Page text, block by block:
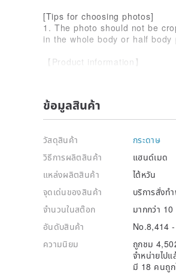
[Tips for choosing photos]
1. The photo should not be
in the whole body or half body
【Product information】
Media used: watercolor, pen,
Background: random color
Back: blank
【Character service】
You can change the name
[Purchase additional solid
www.pinkoi.com/product/
[Purchase additional simple
www.pinkoi.com/product/
[Purchase Acrylic photo frames]
www.pinkoi.com/product/
[Upgrade folding card]
www.pinkoi.com/product/
ข้อมูลสินค้า
วัสดุสินค้า
กระดาษ
วิธีการผลิตสินค้า
แฮนด์เมด
แหล่งผลิตสินค้า
ไต้หวัน
จุดเด่นของสินค้า
บริการสั่งท
จำนวนในสต๊อก
มากกว่า
อันดับสินค้า
No.8,414 -
ความนิยม
ถูกชม
จำหน่ายไป
มี 18 คนถูก